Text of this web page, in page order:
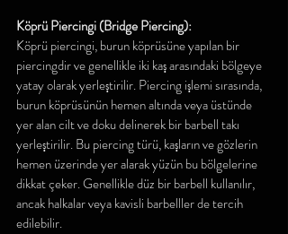
Köprü Piercingi (Bridge Piercing):
Köprü piercingi, burun köprüsüne yapılan bir
piercingdir ve genellikle iki kaş arasındaki bölgeye
yatay olarak yerleştirilir. Piercing işlemi sırasında,
burun köprüsünün hemen altında veya üstünde
yer alan cilt ve doku delinerek bir barbell takı
yerleştirilir. Bu piercing türü, kaşların ve gözlerin
hemen üzerinde yer alarak yüzün bu bölgelerine
dikkat çeker. Genellikle düz bir barbell kullanılır,
ancak halkalar veya kavisli barbelller de tercih
edilebilir.